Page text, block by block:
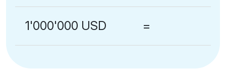
1'000'000 USD =